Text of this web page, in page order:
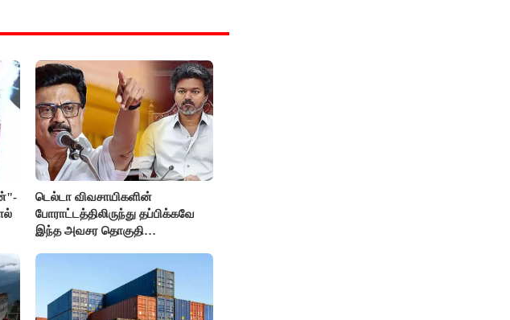
டெல்டா விவசாயிகளின்
போராட்டத்திலிருந்து தப்பிக்கவே
இந்த அவசர தொகுதி